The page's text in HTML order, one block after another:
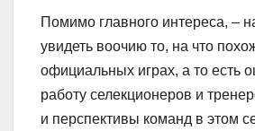
Помимо главного интереса, –
увидеть воочию то, на что
официальных играх, а то есть
работу селекционеров и
и перспективы команд в этом